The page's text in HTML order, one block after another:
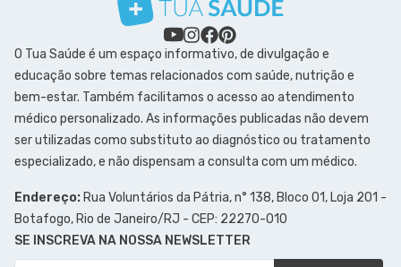
O Tua Saúde é um espaço informativo, de divulgação e
educação sobre temas relacionados com saúde, nutrição e
bem-estar. Também facilitamos o acesso ao atendimento
médico personalizado. As informações publicadas não devem
ser utilizadas como substituto ao diagnóstico ou tratamento
especializado, e não dispensam a consulta com um médico.
Endereço: Rua Voluntários da Pátria, n° 138, Bloco 01, Loja 201 -
Botafogo, Rio de Janeiro/RJ - CEP: 22270-010
SE INSCREVA NA NOSSA NEWSLETTER